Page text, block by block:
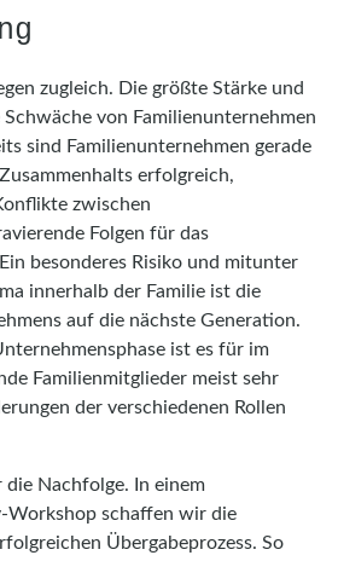
zugleich. Die größte Stärke und
von Familienunternehmen
sind Familienunternehmen gerade
erfolgreich,
zwischen
Folgen für das
besonderes Risiko und mitunter
innerhalb der Familie ist die
auf die nächste Generation.
ist es für im
Familienmitglieder meist sehr
der verschiedenen Rollen
Nachfolge. In einem
Workshop schaffen wir die
Übergabeprozess. So